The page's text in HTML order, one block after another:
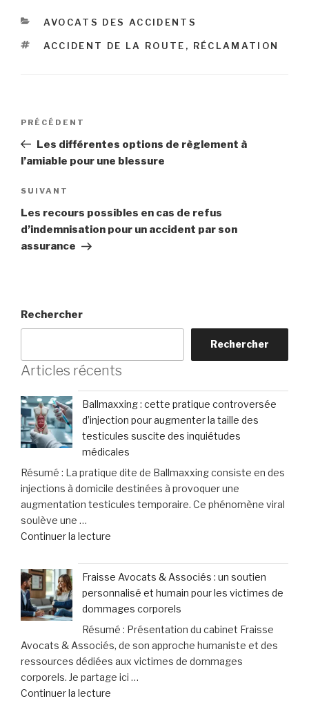
CATÉGORIES
AVOCATS DES ACCIDENTS
ÉTIQUETTES
ACCIDENT DE LA ROUTE , RÉCLAMATION
Navigation
l’article
Article
précédent
PRÉCÉDENT
Les différentes options de règlement à
l’amiable pour une blessure
Article
suivant
SUIVANT
Les recours possibles en cas de refus
d’indemnisation pour un accident par son
assurance
Rechercher
Rechercher
Articles récents
Ballmaxxing : cette pratique controversée
d’injection pour augmenter la taille des
testicules suscite des inquiétudes
médicales
Résumé : La pratique dite de Ballmaxxing consiste en des
injections à domicile destinées à provoquer une
augmentation testicules temporaire. Ce phénomène viral
soulève une …
Continuer la lecture
:
cette
pratique
controversée
d’injection
pour
augmenter
la
Fraisse Avocats & Associés : un soutien
personnalisé et humain pour les victimes de
dommages corporels
Résumé : Présentation du cabinet Fraisse
Avocats & Associés, de son approche humaniste et des
ressources dédiées aux victimes de dommages
corporels. Je partage ici …
Continuer la lecture